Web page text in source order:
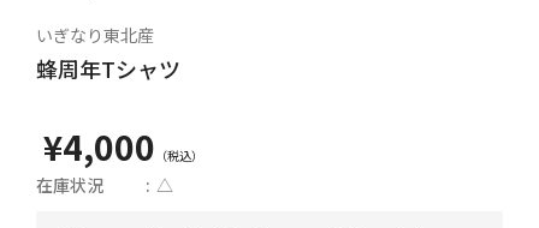
いぎなり東北産
蜂周年Tシャツ
¥4,000
在庫状況 △